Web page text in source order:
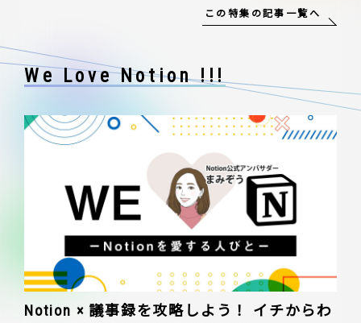
この特集の記事一覧へ
We Love Notion !!!
Notion × 議事録を攻略しよう！ イチからわ